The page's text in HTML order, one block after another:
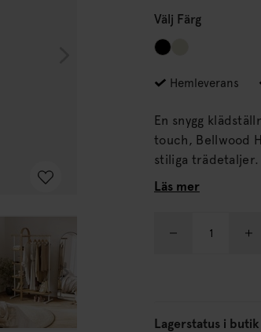
Välj Färg
Hemleverans
En snygg
touch, Bellwood
stiliga trädetaljer. Denna moderna och mångsidiga förvaring är perfekt för
att organisera
entré och mer
Läs mer
Lagerstatus i butik